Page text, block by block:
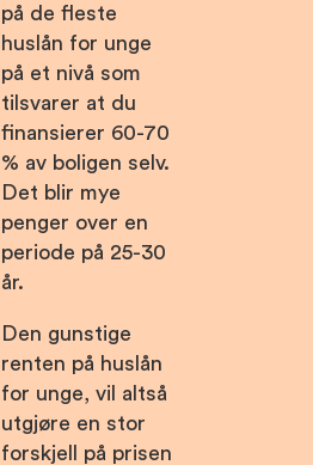
på de fleste
huslån for unge
på et nivå som
tilsvarer at du
finansierer 60-70
% av boligen selv.
Det blir mye
penger over en
periode på 25-30
år.
Den gunstige
renten på huslån
for unge, vil altså
utgjøre en stor
forskjell på prisen